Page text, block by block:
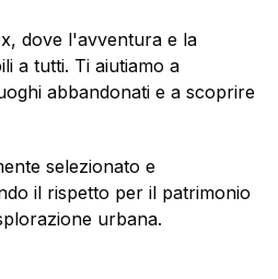
dove l'avventura e la
a tutti. Ti aiutiamo a
abbandonati e a scoprire
selezionato e
il rispetto per il patrimonio
urbana.